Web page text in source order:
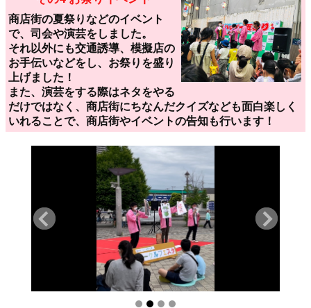
商店街の夏祭りなどのイベント
で、司会や演芸をしました。
それ以外にも交通誘導、模擬店の
お手伝いなどをし、お祭りを盛り
上げました！
また、演芸をする際はネタをやる
だけではなく、商店街にちなんだクイズなども面白楽しく
いれることで、商店街やイベントの告知も行います！